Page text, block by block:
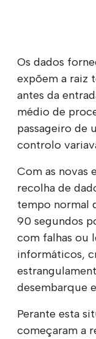
Os dados
expõem a raiz
antes da
médio de
passageiro de
controlo
Com as novas
recolha de
tempo normal
90 segundos
com falhas ou
informáticos,
desembarque
Perante esta
começaram a